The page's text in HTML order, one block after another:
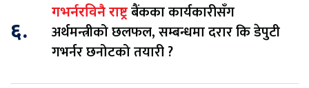
६.
गभर्नरविनै राष्ट्रबैंकका कार्यकारीसँग
अर्थमन्त्रीको छलफल, सम्बन्धमा दरार कि डेपुटी
गभर्नर छनोटको तयारी ?